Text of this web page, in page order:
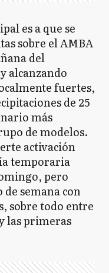
es a que se
sobre el AMBA
del
alcanzando
fuertes,
de 25
más
de modelos.
activación
temporaria
pero
semana con
sobre todo entre
las primeras